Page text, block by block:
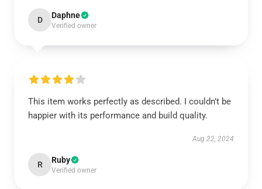
D Daphne
Verified owner
This item works perfectly as described. I couldn’t be
happier with its performance and build quality.
Aug 22, 2024
R Ruby
Verified owner